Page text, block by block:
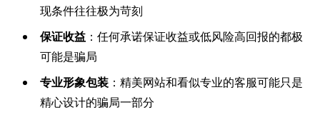
现条件往往极为苛刻
保证收益 ：任何承诺保证收益或低风险高回报的都极
可能是骗局
专业形象包装 ：精美网站和看似专业的客服可能只是
精心设计的骗局一部分